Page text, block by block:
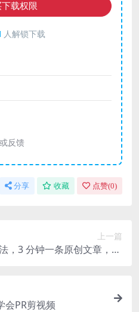
下载权限
人解锁下载
反馈
分享 收藏 点赞(0)
上一篇
，3 分钟一条原创文章，10
会PR剪视频